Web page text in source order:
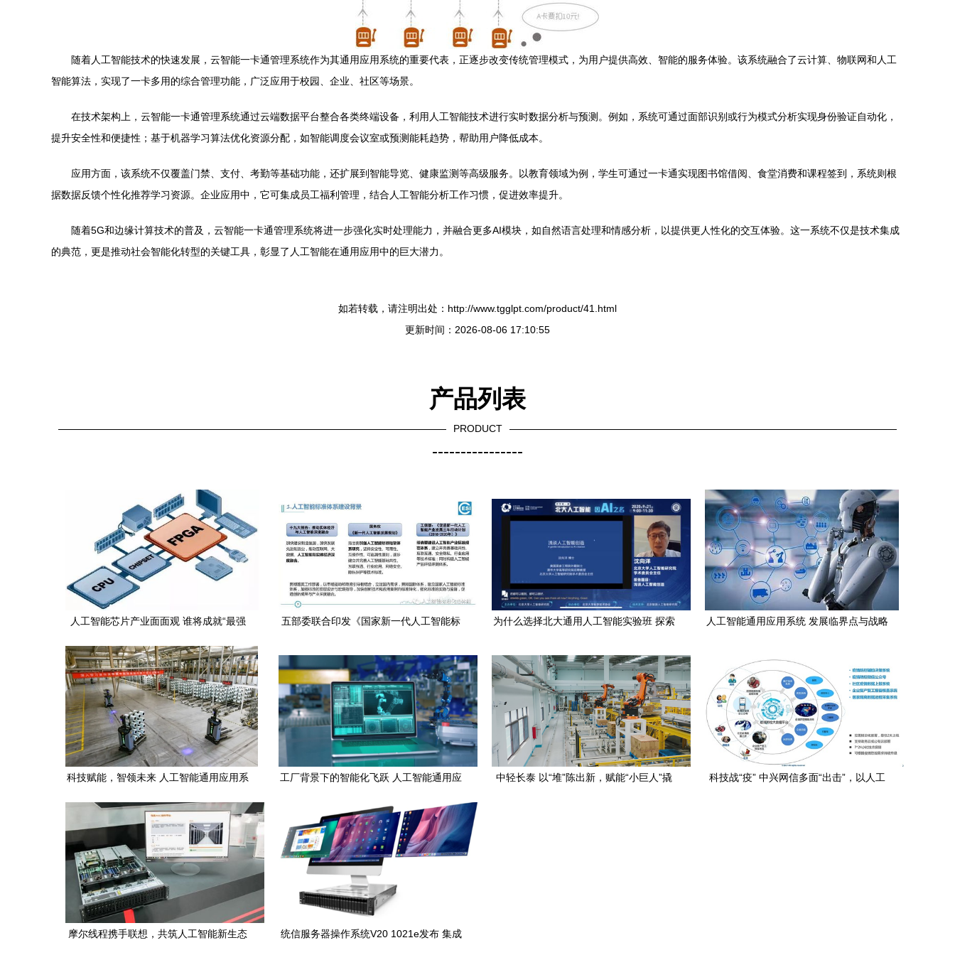
随着人工智能技术的快速发展，云智能一卡通管理系统作为其通用应用系统的重要代表，正逐步改变传统管理模式，为用户提供高效、智能的服务体验。该系统融合了云计算、物联网和人工
智能算法，实现了一卡多用的综合管理功能，广泛应用于校园、企业、社区等场景。
在技术架构上，云智能一卡通管理系统通过云端数据平台整合各类终端设备，利用人工智能技术进行实时数据分析与预测。例如，系统可通过面部识别或行为模式分析实现身份验证自动化，
提升安全性和便捷性；基于机器学习算法优化资源分配，如智能调度会议室或预测能耗趋势，帮助用户降低成本。
应用方面，该系统不仅覆盖门禁、支付、考勤等基础功能，还扩展到智能导览、健康监测等高级服务。以教育领域为例，学生可通过一卡通实现图书馆借阅、食堂消费和课程签到，系统则根
据数据反馈个性化推荐学习资源。企业应用中，它可集成员工福利管理，结合人工智能分析工作习惯，促进效率提升。
随着5G和边缘计算技术的普及，云智能一卡通管理系统将进一步强化实时处理能力，并融合更多AI模块，如自然语言处理和情感分析，以提供更人性化的交互体验。这一系统不仅是技术集成
的典范，更是推动社会智能化转型的关键工具，彰显了人工智能在通用应用中的巨大潜力。
如若转载，请注明出处：http://www.tgglpt.com/product/41.html
更新时间：2026-08-06 17:10:55
产品列表
PRODUCT
----------------
人工智能芯片产业面面观 谁将成就“最强
五部委联合印发《国家新一代人工智能标
迎来标准化新里程
为什么选择北大通用人工智能实验班 探索
人工智能通用应用系统 发展临界点与战略
科技赋能，智领未来 人工智能通用应用系
工厂背景下的智能化飞跃 人工智能通用应
中轻长泰 以“堆”陈出新，赋能“小巨人”撬
科技战“疫” 中兴网信多面“出击”，以人工
摩尔线程携手联想，共筑人工智能新生态
统信服务器操作系统V20 1021e发布 集成